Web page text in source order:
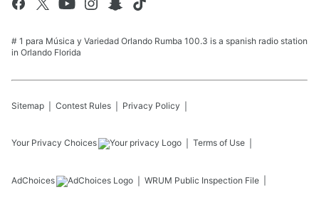
# 1 para Música y Variedad Orlando Rumba 100.3 is a spanish radio station
in Orlando Florida
Sitemap Contest Rules Privacy Policy
Your Privacy Choices Terms of Use
AdChoices WRUM Public Inspection File